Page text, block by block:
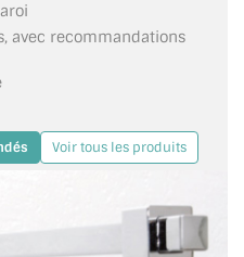
BRASSERIE
avec recommandations
Voir tous les produits